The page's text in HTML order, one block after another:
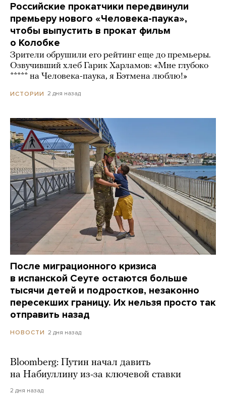
Российские прокатчики передвинули
премьеру нового «Человека-паука»,
чтобы выпустить в прокат фильм
о Колобке
Зрители обрушили его рейтинг еще до премьеры.
Озвучивший хлеб Гарик Харламов: «Мне глубоко
***** на Человека-паука, я Бэтмена люблю!»
ИСТОРИИ 2 дня назад
После миграционного кризиса
в испанской Сеуте остаются больше
тысячи детей и подростков, незаконно
пересекших границу. Их нельзя просто так
отправить назад
НОВОСТИ 2 дня назад
Bloomberg: Путин начал давить
на Набиуллину из-за ключевой ставки
2 дня назад